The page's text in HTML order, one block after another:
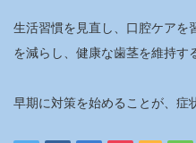
生活習慣を見直し、口腔ケアを
を減らし、健康な歯茎を維持す
早期に対策を始めることが、症